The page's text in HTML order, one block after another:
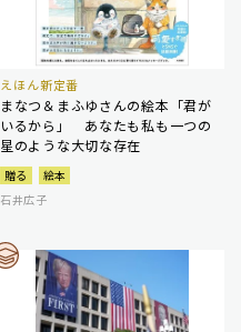
えほん新定番
まなつ＆まふゆさんの絵本「君が
いるから」 あなたも私も一つの
星のような大切な存在
贈る
絵本
石井広子